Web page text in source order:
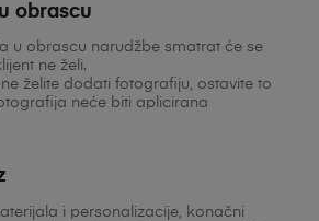
obrascu
u obrascu narudžbe smatrat će se
ne želi.
želite dodati fotografiju, ostavite to
neće biti aplicirana
i personalizacije, konačni